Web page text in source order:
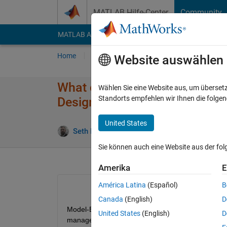
MATLAB Hilfe-Center Community
MATLAB Answers File Exchange Cody
Home Fragen Antworten Durchsuchen
What configuration
Design?
Seth Popinchalk
Model-Based Design produces multiple files that
management. With all these files to keep track
Website auswählen
Wählen Sie eine Website aus, um
Standorts empfehlen wir Ihnen die
United States
Sie können auch eine Website aus der
Amerika
América Latina (Español)
Canada (English)
United States (English)